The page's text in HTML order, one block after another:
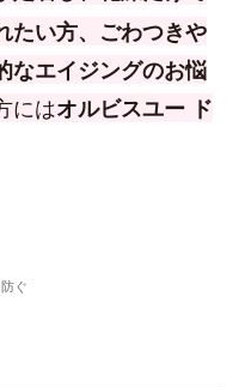
い方、 ごわつきや
なエイジングのお悩
にはオルビスユー ド
ぐ